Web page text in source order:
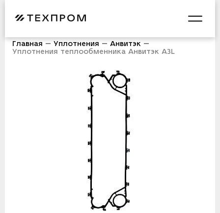
Главная Уплотнения
Анвитэк
Уплотнения теплообменника Анвитэк A3L